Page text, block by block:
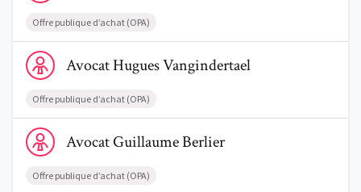
Offre publique d’achat (OPA)
Voir le profil de AvocatHugues Vangindertael
AvocatHuguesVangindertael
Offre publique d’achat (OPA)
Voir le profil de AvocatGuillaume Berlier
AvocatGuillaumeBerlier
Offre publique d’achat (OPA)